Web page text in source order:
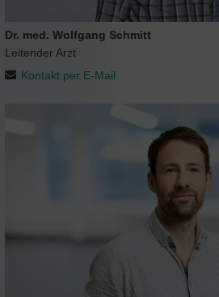
Dr. med. Wolfgang Schmitt
Leitender Arzt
Kontakt per E-Mail